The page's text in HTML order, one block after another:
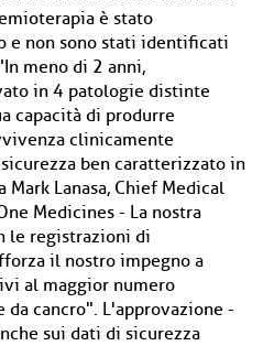
è stato
e non sono stati identificati
meno di 2 anni,
in 4 patologie distinte
capacità di produrre
clinicamente
ben caratterizzato in
Lanasa, Chief Medical
Medicines - La nostra
le registrazioni di
il nostro impegno a
al maggior numero
cancro". L'approvazione -
sui dati di sicurezza